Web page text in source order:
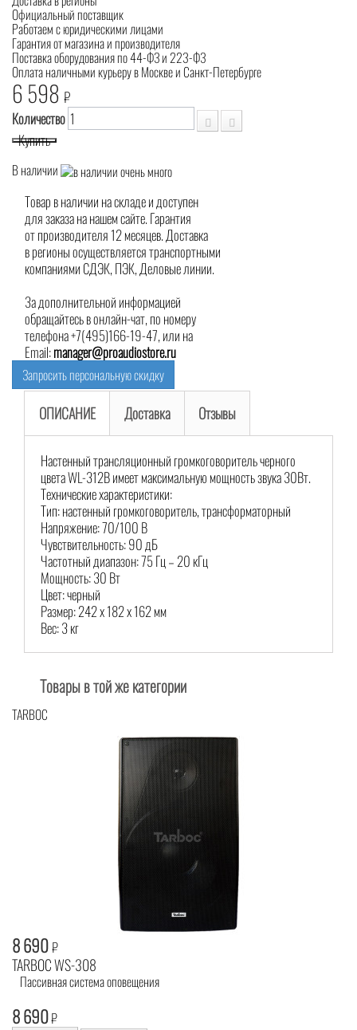
Официальный поставщик
Работаем с юридическими лицами
Гарантия от магазина и производителя
Поставка оборудования по 44-ФЗ и 223-ФЗ
Оплата наличными курьеру в Москве и Санкт-Петербурге
6 598 ₽
Количество
Купить
В наличии
Товар в наличии на складе и доступен
для заказа на нашем сайте. Гарантия
от производителя 12 месяцев. Доставка
в регионы осуществляется транспортными
компаниями СДЭК, ПЭК, Деловые линии.
За дополнительной информацией
обращайтесь в онлайн-чат, по номеру
телефона +7(495)166-19-47, или на
Email:manager@proaudiostore.ru
Запросить персональную скидку
ОПИСАНИЕ Доставка Отзывы
Настенный трансляционный громкоговоритель черного
цвета WL-312B имеет максимальную мощность звука 30Вт.
Технические характеристики:
Тип: настенный громкоговоритель, трансформаторный
Напряжение: 70/100 В
Чувствительность: 90 дБ
Частотный диапазон: 75 Гц – 20 кГц
Мощность: 30 Вт
Цвет: черный
Размер: 242 x 182 x 162 мм
Вес: 3 кг
Товары в той же категории
TARBOC
8 690₽
TARBOC WS-308
Пассивная система оповещения
8 690₽